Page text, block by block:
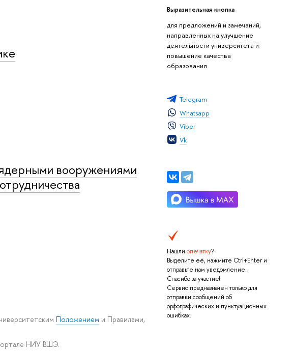
Выразительная кнопка
для предложений и замечаний,
направленных на улучшение
деятельности университета и
повышение качества
образования
Telegram
Whatsapp
Viber
Vk
Нашли опечатку?
Выделите её, нажмите Ctrl+Enter и
отправьте нам уведомление.
Спасибо за участие!
Сервис предназначен только для
отправки сообщений об
орфографических и пунктуационных
ошибках.
вооружениями
Положением и Правилами,
НИУ ВШЭ.